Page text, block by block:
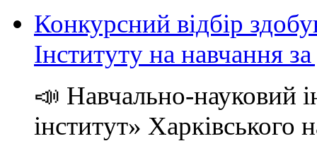
Конкурсний відбір
Інституту на навчання
📣 Навчально-науковий
інститут» Харківського